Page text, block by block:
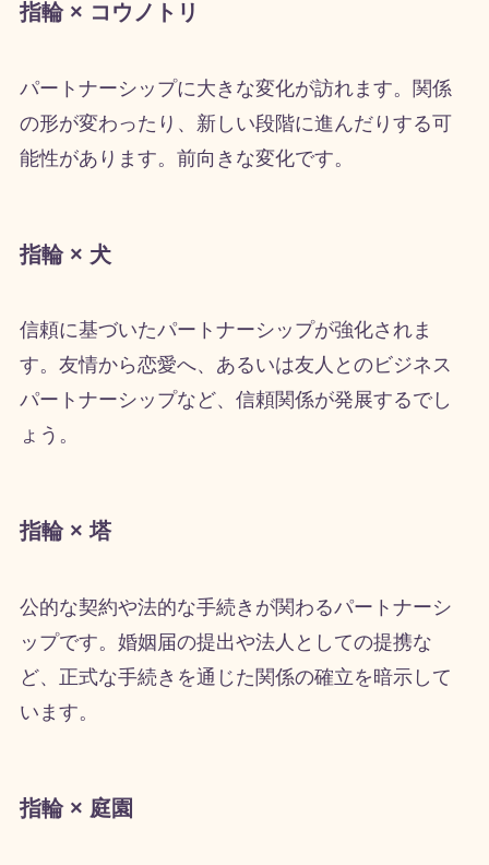
指輪 × コウノトリ
パートナーシップに大きな変化が訪れます。関係
の形が変わったり、新しい段階に進んだりする可
能性があります。前向きな変化です。
指輪 × 犬
信頼に基づいたパートナーシップが強化されま
す。友情から恋愛へ、あるいは友人とのビジネス
パートナーシップなど、信頼関係が発展するでし
ょう。
指輪 × 塔
公的な契約や法的な手続きが関わるパートナーシ
ップです。婚姻届の提出や法人としての提携な
ど、正式な手続きを通じた関係の確立を暗示して
います。
指輪 × 庭園